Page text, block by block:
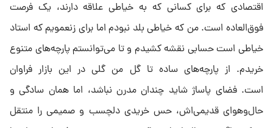
اقتصادی که برای کسانی که به خیاطی علاقه دارند، یک فرصت
فوق‌العاده است. من که خیاطی بلد نبودم اما برای زنعمویم که استاد
خیاطی است حسابی نقشه کشیدم و تا می‌توانستم پارچه‌های متنوع
خریدم. از پارچه‌های ساده تا گل من گلی در این بازار فراوان
است. فضای پاساژ شاید چندان مدرن نباشد، اما همان سادگی و
حال‌وهوای قدیمی‌اش، حس خریدی دلچسب و صمیمی را منتقل